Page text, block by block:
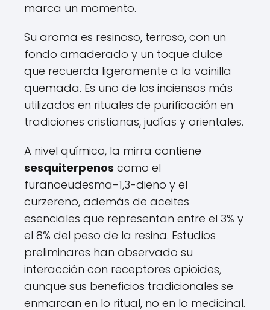
marca un momento.
Su aroma es resinoso, terroso, con un
fondo amaderado y un toque dulce
que recuerda ligeramente a la vainilla
quemada. Es uno de los inciensos más
utilizados en rituales de purificación en
tradiciones cristianas, judías y orientales.
A nivel químico, la mirra contiene
sesquiterpenos como el
furanoeudesma-1,3-dieno y el
curzereno, además de aceites
esenciales que representan entre el 3% y
el 8% del peso de la resina. Estudios
preliminares han observado su
interacción con receptores opioides,
aunque sus beneficios tradicionales se
enmarcan en lo ritual, no en lo medicinal.